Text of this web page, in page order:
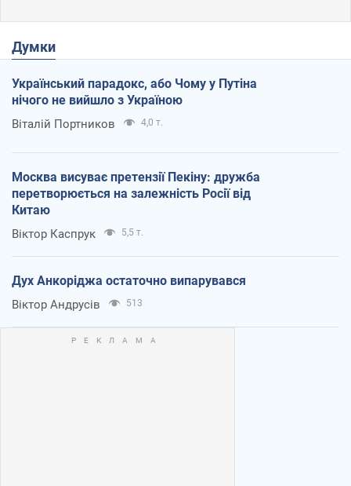
Думки
Український парадокс, або Чому у Путіна
нічого не вийшло з Україною
Віталій Портников 4,0 т.
Москва висуває претензії Пекіну: дружба
перетворюється на залежність Росії від
Китаю
Віктор Каспрук 5,5 т.
Дух Анкоріджа остаточно випарувався
Віктор Андрусів 513